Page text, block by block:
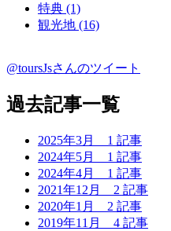
特典 (1)
観光地 (16)
@toursJsさんのツイート
過去記事一覧
2025年3月 1 記事
2024年5月 1 記事
2024年4月 1 記事
2021年12月 2 記事
2020年1月 2 記事
2019年11月 4 記事